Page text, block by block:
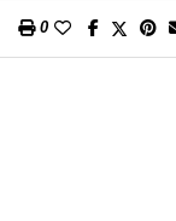
pure i motori di
0